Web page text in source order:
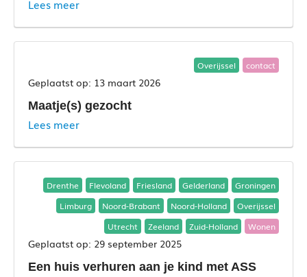
Lees meer
Overijssel contact
13 maart 2026
Maatje(s) gezocht
Lees meer
Drenthe Flevoland Friesland Gelderland
Groningen
Limburg
Noord-Brabant Noord-Holland
Overijssel
Utrecht
Zeeland Zuid-Holland Wonen
29 september 2025
Een huis verhuren aan je kind met ASS